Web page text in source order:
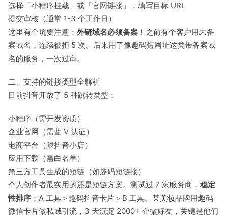
选择「小程序挂载」或「官网链接」，填写目标 URL
提交审核（通常 1-3 个工作日）
这里有个坑要注意： 外链域名必须备案 ！之前有个客户用未备
案域名，连续被拒 5 次。后来用了像趣码短网址这类带备案域
名的服务，一次过审。
二、支持的链接类型全解析
目前抖音开放了 5 种跳转类型：
小程序（需开发资质）
企业官网（需蓝 V 认证）
电商平台（限抖音小店）
应用下载（需白名单）
第三方工具生成的短链（如趣码短链接）
个人创作者最实用的还是短链方案。测试过 7 家服务商， 稳定
性排序 ：A 工具＞趣码抖音卡片＞B 工具。某美妆品牌用趣码
微信卡片做私域引流，3 天沉淀 2000+ 企微好友，关键是他们